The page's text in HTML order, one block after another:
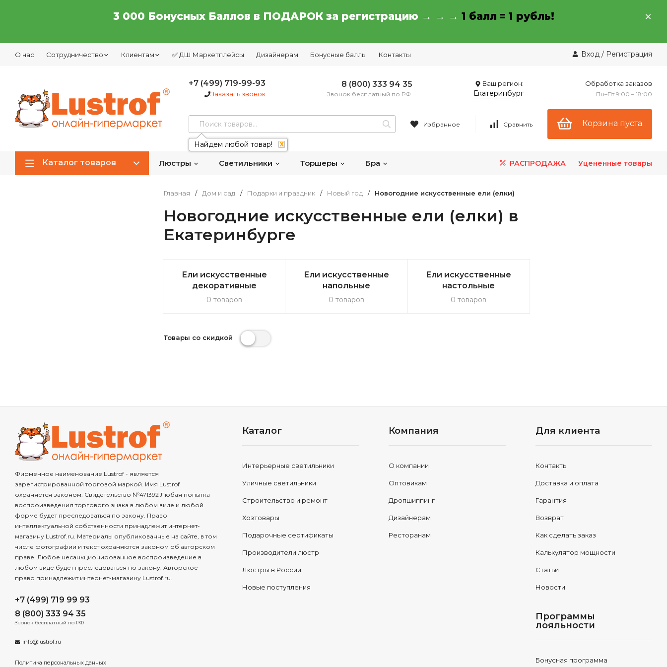
3 000 Бонусных Баллов в ПОДАРОК за регистрацию → → → 1 балл = 1 рубль!
О нас Сотрудничество Клиентам ✅ ДШ Маркетплейсы Дизайнерам Бонусные баллы Контакты Вход / Регистрация
+7 (499) 719-99-93
Заказать звонок
8 (800) 333 94 35
Звонок бесплатный по РФ.
Ваш регион:
Екатеринбург
Обработка заказов
Пн–Пт 9:00 – 18:00
Найдем любой товар! X
Избранное Сравнить Корзина пуста
Каталог товаров Люстры Светильники Торшеры Бра РАСПРОДАЖА Уцененные товары
Главная / Дом и сад / Подарки и праздник / Новый год / Новогодние искусственные ели (елки)
Новогодние искусственные ели (елки) в
Екатеринбурге
Ели искусственные
декоративные
0 товаров
Ели искусственные
напольные
0 товаров
Ели искусственные
настольные
0 товаров
Товары со скидкой
Фирменное наименование Lustrof - является
зарегистрированной торговой маркой. Имя Lustrof
охраняется законом. Свидетельство №471392 Любая попытка
воспроизведения торгового знака в любом виде и любой
форме будет преследоваться по закону. Право
интеллектуальной собственности принадлежит интернет-
магазину Lustrof.ru. Материалы опубликованные на сайте, в том
числе фотографии и текст охраняются законом об авторском
праве. Любое несанкционированное воспроизведение в
любом виде будет преследоваться по закону. Авторское
право принадлежит интернет-магазину Lustrof.ru.
+7 (499) 719 99 93
8 (800) 333 94 35
Звонок бесплатный по РФ
info@lustrof.ru
Политика персональных данных
Каталог
Интерьерные светильники
Уличные светильники
Строительство и ремонт
Хозтовары
Подарочные сертификаты
Производители люстр
Люстры в России
Новые поступления
Компания
О компании
Оптовикам
Дропшиппинг
Дизайнерам
Ресторанам
Для клиента
Контакты
Доставка и оплата
Гарантия
Возврат
Как сделать заказ
Калькулятор мощности
Статьи
Новости
Программы
лояльности
Бонусная программа